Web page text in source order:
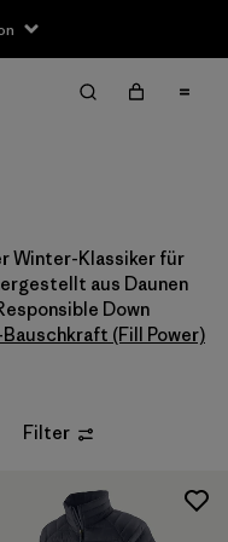
Winter-Klassiker für
aus Daunen
Down
Bauschkraft (Fill Power)
Filter